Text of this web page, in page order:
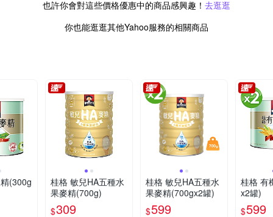
也許你會對這些價格優惠中的商品感興趣！ 去逛逛
你也能逛逛其他Yahoo服務的相關商品
(300g
桂格 敏兒HA五種水
果麥精(700g)
$309
桂格 敏兒HA五種水
果麥精(700gx2罐)
$599
桂格 有
x2罐)
$599